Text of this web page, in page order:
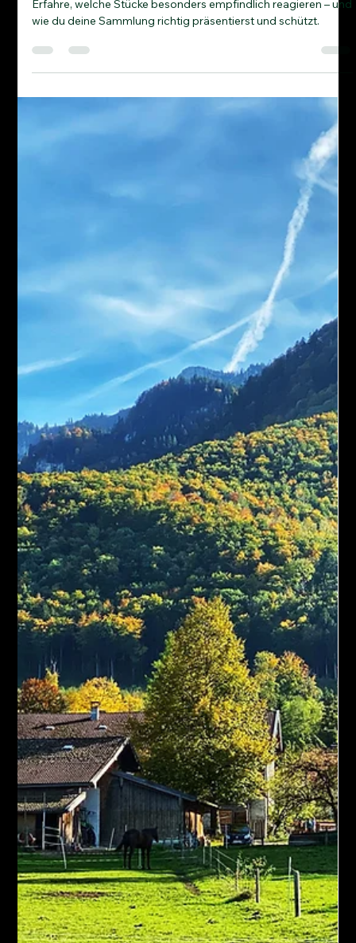
Licht kann die schönsten Mineralien dauerhaft verändern.
wie du deine Sammlung richtig präsentierst und schützt.